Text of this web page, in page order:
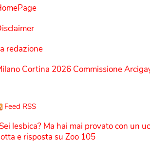
redazione
Cortina 2026 Commissione
Feed RSS
lesbica? Ma hai mai provato con un
e risposta su Zoo 105